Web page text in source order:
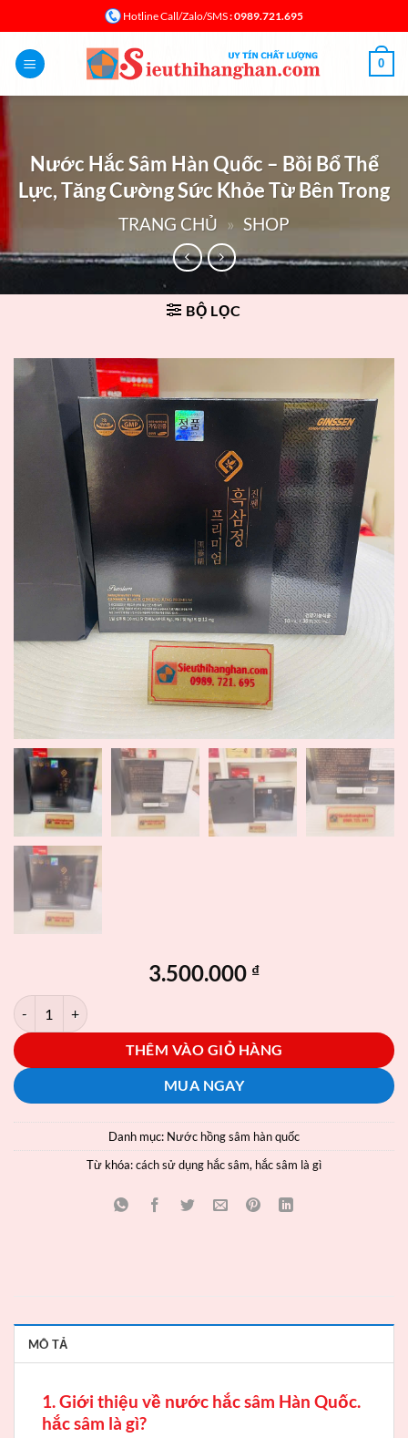
qua
nội
dung
Hotline Call/Zalo/SMS: 0989.721.695
0
Nước Hắc Sâm Hàn Quốc – Bồi Bổ Thể
Lực, Tăng Cường Sức Khỏe Từ Bên Trong
TRANG CHỦ » SHOP
BỘ LỌC
3.500.000 ₫
Nước Hắc Sâm Hàn Quốc – Bồi Bổ Thể Lực, Tăng Cường Sức Khỏe
THÊM VÀO GIỎ HÀNG
MUA NGAY
Danh mục: Nước hồng sâm hàn quốc
Từ khóa:cách sử dụng hắc sâm, hắc sâm là gì
MÔ TẢ
1. Giới thiệu về nước hắc sâm Hàn Quốc.
hắc sâm là gì?